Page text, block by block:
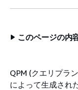
このページの内
QPM (クエリプラ
によって生成され